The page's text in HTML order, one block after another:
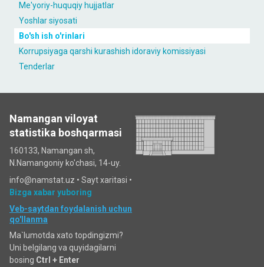
Me'yoriy-huquqiy hujjatlar
Yoshlar siyosati
Bo'sh ish o'rinlari
Korrupsiyaga qarshi kurashish idoraviy komissiyasi
Tenderlar
Namangan viloyat
statistika boshqarmasi
160133, Namangan sh,
N.Namangoniy ko'chasi, 14-uy.
info@namstat.uz • Sayt xaritasi •
Bizga xabar yuboring
Veb-saytdan foydalanish uchun
qo'llanma
Ma`lumotda xato topdingizmi?
Uni belgilang va quyidagilarni
bosing Ctrl + Enter